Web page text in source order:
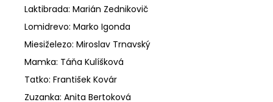
Laktibrada: Marián Zednikovič
Lomidrevo: Marko Igonda
Miesiželezo: Miroslav Trnavský
Mamka: Táňa Kulíšková
Tatko: František Kovár
Zuzanka: Anita Bertoková